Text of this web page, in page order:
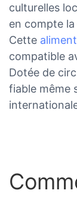
culturelles
en compte
Cette
compatible
Dotée de
fiable même